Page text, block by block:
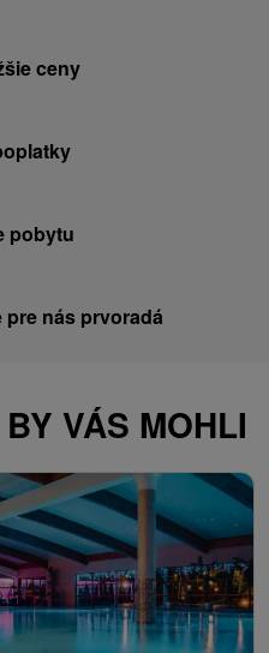
ceny
pobytu
nás prvoradá
VÁS MOHLI